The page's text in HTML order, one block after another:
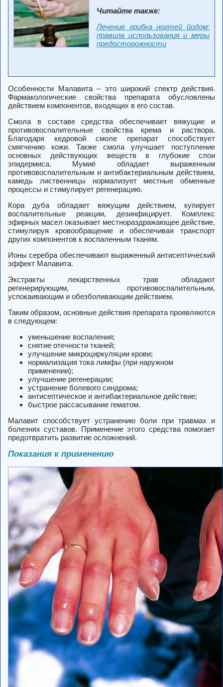
Читайте также:
Лечение грибка ногтей йодом:
правила использования и меры
предосторожности
Особенности Малавита – это широкий спектр действия.
Фармакологические свойства препарата обусловлены
действием компонентов, входящих в его состав.
Смола в составе средства обеспечивает вяжущие и
противовоспалительные свойства крема и раствора.
Благодаря кедровой смоле препарат способствует
смягчению кожи. Также смола улучшает поступление
основных действующих веществ в глубокие слои
эпидермиса. Мумиё обладает выраженным
противовоспалительным и антибактериальным действием,
камедь лиственницы нормализует местные обменные
процессы и стимулирует регенерацию.
Кора дуба обладает вяжущим действием, купирует
воспалительные реакции, дезинфицирует. Комплекс
эфирных масел оказывает местнораздражающее действие,
стимулируя кровообращение и обеспечивая транспорт
других компонентов к воспаленным тканям.
Ионы серебра обеспечивают выраженный антисептический
эффект Малавита.
Экстракты лекарственных трав обладают
регенерирующим, противовоспалительным,
успокаивающим и обезболивающим действием.
Таким образом, основные действия препарата проявляются
в следующем:
уменьшение воспаления;
снятие отечности тканей;
улучшение микроциркуляции крови;
нормализация тока лимфы (при наружном
применении);
улучшение регенерации;
устранение болевого синдрома;
антисептическое и антибактериальное действие;
быстрое рассасывание гематом.
Малавит способствует устранению боли при травмах и
болезнях суставов. Применение этого средства помогает
предотвратить развитие осложнений.
Показания к применению